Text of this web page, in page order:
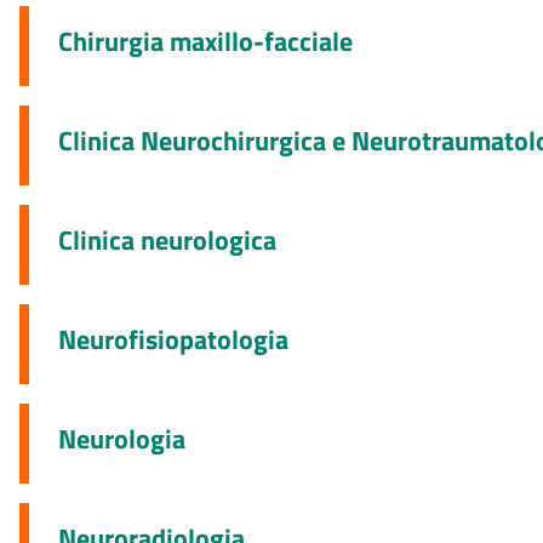
Chirurgia maxillo-facciale
Clinica Neurochirurgica e
Clinica neurologica
Neurofisiopatologia
Neurologia